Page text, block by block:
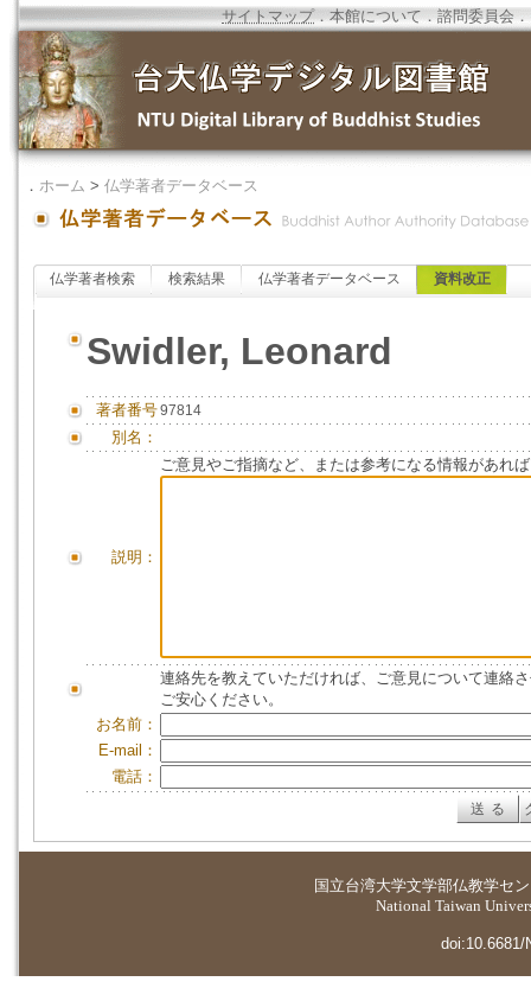
サイトマップ．本館について ．諮問委員会 ．
． ホーム > 仏学著者データベース
仏学著者検索 検索結果 仏学著者データベース 資料改正
Swidler, Leonard
著者番号97814
別名：
説明：
ご意見やご指摘など、または参考になる情報があれ
連絡先を教えていただければ、ご意見について連絡
ご安心ください。
お名前：
E-mail：
電話：
国立台湾大学文学部仏教学セ
National Taiwan
doi:10.6681/